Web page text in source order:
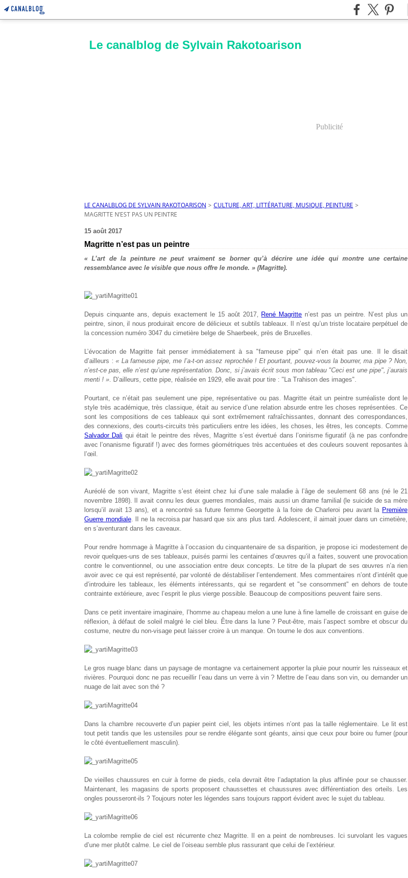
Le canalblog de Sylvain Rakotoarison
Publicité
LE CANALBLOG DE SYLVAIN RAKOTOARISON > CULTURE, ART, LITTÉRATURE, MUSIQUE, PEINTURE >
MAGRITTE N’EST PAS UN PEINTRE
15 août 2017
Magritte n’est pas un peintre
« L’art de la peinture ne peut vraiment se borner qu’à décrire une idée qui montre une certaine
ressemblance avec le visible que nous offre le monde. » (Magritte).
Depuis cinquante ans, depuis exactement le 15 août 2017, René Magritte n’est pas un peintre. N’est plus un
peintre, sinon, il nous produirait encore de délicieux et subtils tableaux. Il n’est qu’un triste locataire perpétuel de
la concession numéro 3047 du cimetière belge de Shaerbeek, près de Bruxelles.
L’évocation de Magritte fait penser immédiatement à sa "fameuse pipe" qui n’en était pas une. Il le disait
d’ailleurs :« La fameuse pipe, me l’a-t-on assez reprochée ! Et pourtant, pouvez-vous la bourrer, ma pipe ? Non,
n’est-ce pas, elle n’est qu’une représentation. Donc, si j’avais écrit sous mon tableau "Ceci est une pipe", j’aurais
menti ! ». D’ailleurs, cette pipe, réalisée en 1929, elle avait pour tire : "La Trahison des images".
Pourtant, ce n’était pas seulement une pipe, représentative ou pas. Magritte était un peintre surréaliste dont le
style très académique, très classique, était au service d’une relation absurde entre les choses représentées. Ce
sont les compositions de ces tableaux qui sont extrêmement rafraîchissantes, donnant des correspondances,
des connexions, des courts-circuits très particuliers entre les idées, les choses, les êtres, les concepts. Comme
Salvador Dali qui était le peintre des rêves, Magritte s’est évertué dans l’onirisme figuratif (à ne pas confondre
avec l’onanisme figuratif !) avec des formes géométriques très accentuées et des couleurs souvent reposantes à
l’œil.
Auréolé de son vivant, Magritte s’est éteint chez lui d’une sale maladie à l’âge de seulement 68 ans (né le 21
novembre 1898). Il avait connu les deux guerres mondiales, mais aussi un drame familial (le suicide de sa mère
lorsqu’il avait 13 ans), et a rencontré sa future femme Georgette à la foire de Charleroi peu avant la Première
Guerre mondiale. Il ne la recroisa par hasard que six ans plus tard. Adolescent, il aimait jouer dans un cimetière,
en s’aventurant dans les caveaux.
Pour rendre hommage à Magritte à l’occasion du cinquantenaire de sa disparition, je propose ici modestement de
revoir quelques-uns de ses tableaux, puisés parmi les centaines d’œuvres qu’il a faites, souvent une provocation
contre le conventionnel, ou une association entre deux concepts. Le titre de la plupart de ses œuvres n’a rien
avoir avec ce qui est représenté, par volonté de déstabiliser l’entendement. Mes commentaires n’ont d’intérêt que
d’introduire les tableaux, les éléments intéressants, qui se regardent et "se consomment" en dehors de toute
contrainte extérieure, avec l’esprit le plus vierge possible. Beaucoup de compositions peuvent faire sens.
Dans ce petit inventaire imaginaire, l’homme au chapeau melon a une lune à fine lamelle de croissant en guise de
réflexion, à défaut de soleil malgré le ciel bleu. Être dans la lune ? Peut-être, mais l’aspect sombre et obscur du
costume, neutre du non-visage peut laisser croire à un manque. On tourne le dos aux conventions.
Le gros nuage blanc dans un paysage de montagne va certainement apporter la pluie pour nourrir les ruisseaux et
rivières. Pourquoi donc ne pas recueillir l’eau dans un verre à vin ? Mettre de l’eau dans son vin, ou demander un
nuage de lait avec son thé ?
Dans la chambre recouverte d’un papier peint ciel, les objets intimes n’ont pas la taille réglementaire. Le lit est
tout petit tandis que les ustensiles pour se rendre élégante sont géants, ainsi que ceux pour boire ou fumer (pour
le côté éventuellement masculin).
De vieilles chaussures en cuir à forme de pieds, cela devrait être l’adaptation la plus affinée pour se chausser.
Maintenant, les magasins de sports proposent chaussettes et chaussures avec différentiation des orteils. Les
ongles pousseront-ils ? Toujours noter les légendes sans toujours rapport évident avec le sujet du tableau.
La colombe remplie de ciel est récurrente chez Magritte. Il en a peint de nombreuses. Ici survolant les vagues
d’une mer plutôt calme. Le ciel de l’oiseau semble plus rassurant que celui de l’extérieur.